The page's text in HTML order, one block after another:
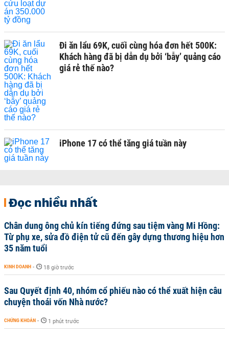
Đi ăn lẩu 69K, cuối cùng hóa đơn hết 500K:
Khách hàng đã bị dẫn dụ bởi ‘bẫy’ quảng cáo
giá rẻ thế nào?
iPhone 17 có thể tăng giá tuần này
Đọc nhiều nhất
Chân dung ông chủ kín tiếng đứng sau tiệm vàng Mi Hồng:
Từ phụ xe, sửa đồ điện tử cũ đến gây dựng thương hiệu hơn
35 năm tuổi
KINH DOANH - 18 giờ trước
Sau Quyết định 40, nhóm cổ phiếu nào có thể xuất hiện câu
chuyện thoái vốn Nhà nước?
CHỨNG KHOÁN - 1 phút trước